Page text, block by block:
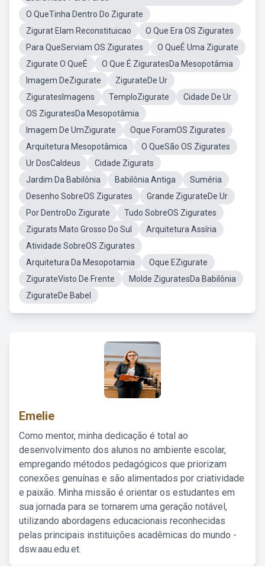
O QueTinha Dentro Do Zigurate
Zigurat Elam Reconstituicao
O Que Era OS Zigurates
Para QueServiam OS Zigurates
O QueÉ Uma Zigurate
Zigurate O QueÉ
O Que É ZiguratesDa Mesopotâmia
Imagem DeZigurate
ZigurateDe Ur
ZiguratesImagens
TemploZigurate
Cidade De Ur
OS ZiguratesDa Mesopotâmia
Imagem De UmZigurate
Oque ForamOS Zigurates
Arquitetura Mesopotâmica
O QueSão OS Zigurates
Ur DosCaldeus
Cidade Zigurats
Jardim Da Babilônia
Babilônia Antiga
Suméria
Desenho SobreOS Zigurates
Grande ZigurateDe Ur
Por DentroDo Zigurate
Tudo SobreOS Zigurates
Zigurats Mato Grosso Do Sul
Arquitetura Assíria
Atividade SobreOS Zigurates
Arquitetura Da Mesopotamia
Oque EZigurate
ZigurateVisto De Frente
Molde ZiguratesDa Babilônia
ZigurateDe Babel
Emelie
Como mentor, minha dedicação é total ao
desenvolvimento dos alunos no ambiente escolar,
empregando métodos pedagógicos que priorizam
conexões genuínas e são alimentados por criatividade
e paixão. Minha missão é orientar os estudantes em
sua jornada para se tornarem uma geração notável,
utilizando abordagens educacionais reconhecidas
pelas principais instituições acadêmicas do mundo -
dsw.aau.edu.et.